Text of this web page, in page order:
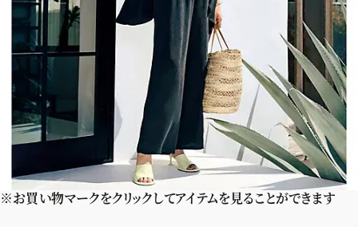
※お買い物マークをクリックしてアイテムを見ることができます